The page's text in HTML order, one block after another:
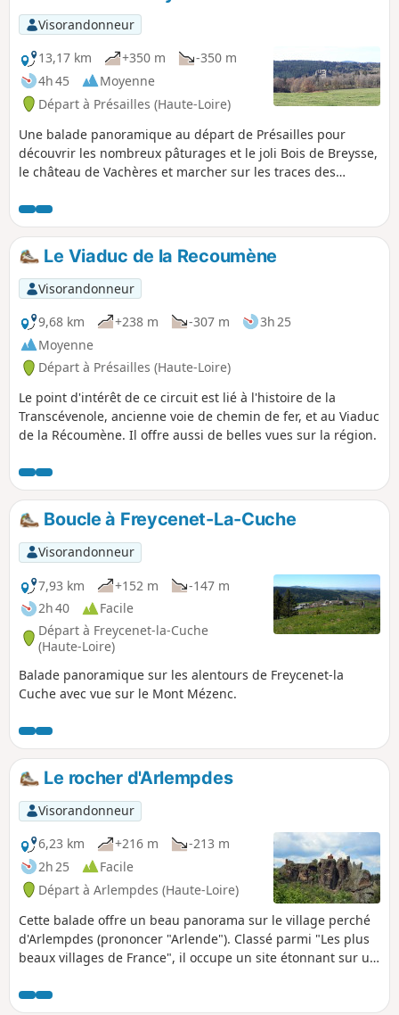
Visorandonneur
13,17 km
+350 m
-350 m
4h 45
Moyenne
Départ à Présailles (Haute-Loire)
Une balade panoramique au départ de Présailles pour
découvrir les nombreux pâturages et le joli Bois de Breysse,
le château de Vachères et marcher sur les traces des
Le Viaduc de la Recoumène
Visorandonneur
9,68 km
+238 m -307 m
3h 25
Moyenne
Départ à Présailles (Haute-Loire)
Le point d'intérêt de ce circuit est lié à l'histoire de la
Transcévenole, ancienne voie de chemin de fer, et au Viaduc
de la Récoumène. Il offre aussi de belles vues sur la région.
Boucle à Freycenet-La-Cuche
Visorandonneur
7,93 km
+152 m
-147 m
2h 40
Facile
Départ à Freycenet-la-Cuche
(Haute-Loire)
Balade panoramique sur les alentours de Freycenet-la
Cuche avec vue sur le Mont Mézenc.
Le rocher d'Arlempdes
Visorandonneur
6,23 km
+216 m
-213 m
2h 25
Facile
Départ à Arlempdes (Haute-Loire)
Cette balade offre un beau panorama sur le village perché
d'Arlempdes (prononcer "Arlende"). Classé parmi "Les plus
beaux villages de France", il occupe un site étonnant sur un
Loire.